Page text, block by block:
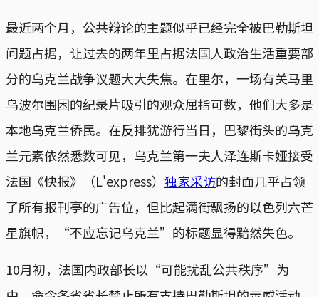
最近两个月，公共辩论的主题似乎已经完全被巴勒斯坦
问题占据，让过去的两年里占据法国人政治生活重要部
分的乌克兰战争议题大大失焦。在里尔，一场有关马里
乌波尔围困的纪录片吸引的观众屈指可数，他们大多是
本地乌克兰侨民。在反排犹游行当日，巴黎街头的乌克
兰元素依然悉数可见，乌克兰第一夫人泽连斯卡娅接受
法国《快报》（L'express） 独家采访的封面几乎占领
了所有报刊亭的广告位，但比起满街飘扬的以色列六芒
星旗帜，“不应忘记乌克兰”的标题显得黯然失色。
10月初，法国内政部长以“可能扰乱公共秩序”为